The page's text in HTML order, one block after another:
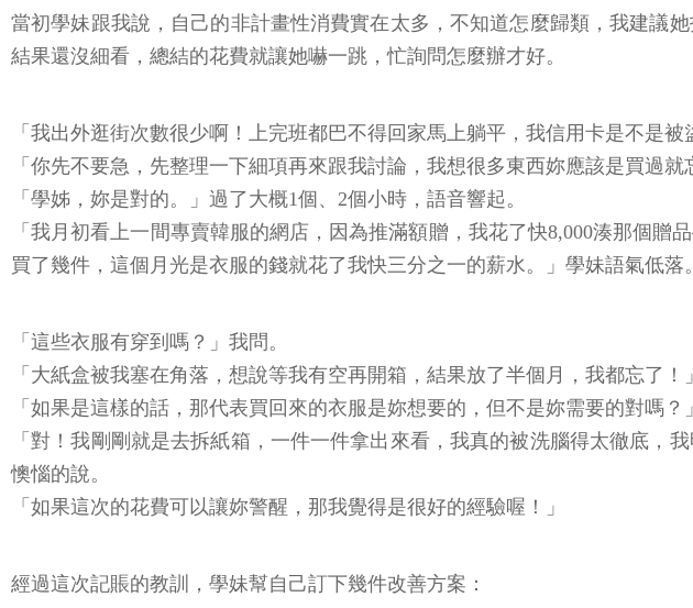
當初學妹跟我說，自己的非計畫性消費實在太多，不知道怎麼歸類，我建議
結果還沒細看，總結的花費就讓她嚇一跳，忙詢問怎麼辦才好。
「我出外逛街次數很少啊！上完班都巴不得回家馬上躺平，我信用卡是不是
「你先不要急，先整理一下細項再來跟我討論，我想很多東西妳應該是買過就
「學姊，妳是對的。」過了大概1個、2個小時，語音響起。
「我月初看上一間專賣韓服的網店，因為推滿額贈，我花了快8,000湊那個
買了幾件，這個月光是衣服的錢就花了我快三分之一的薪水。」學妹語氣低落。
「這些衣服有穿到嗎？」我問。
「大紙盒被我塞在角落，想說等我有空再開箱，結果放了半個月，我都忘了！」
「如果是這樣的話，那代表買回來的衣服是妳想要的，但不是妳需要的對嗎？
「對！我剛剛就是去拆紙箱，一件一件拿出來看，我真的被洗腦得太徹底
懊惱的說。
「如果這次的花費可以讓妳警醒，那我覺得是很好的經驗喔！」
經過這次記賬的教訓，學妹幫自己訂下幾件改善方案：